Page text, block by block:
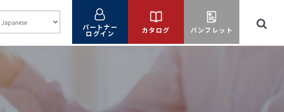
パートナー
ログイン カタログ パンフレット